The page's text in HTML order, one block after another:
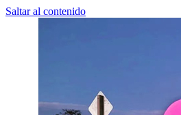
Saltar al contenido